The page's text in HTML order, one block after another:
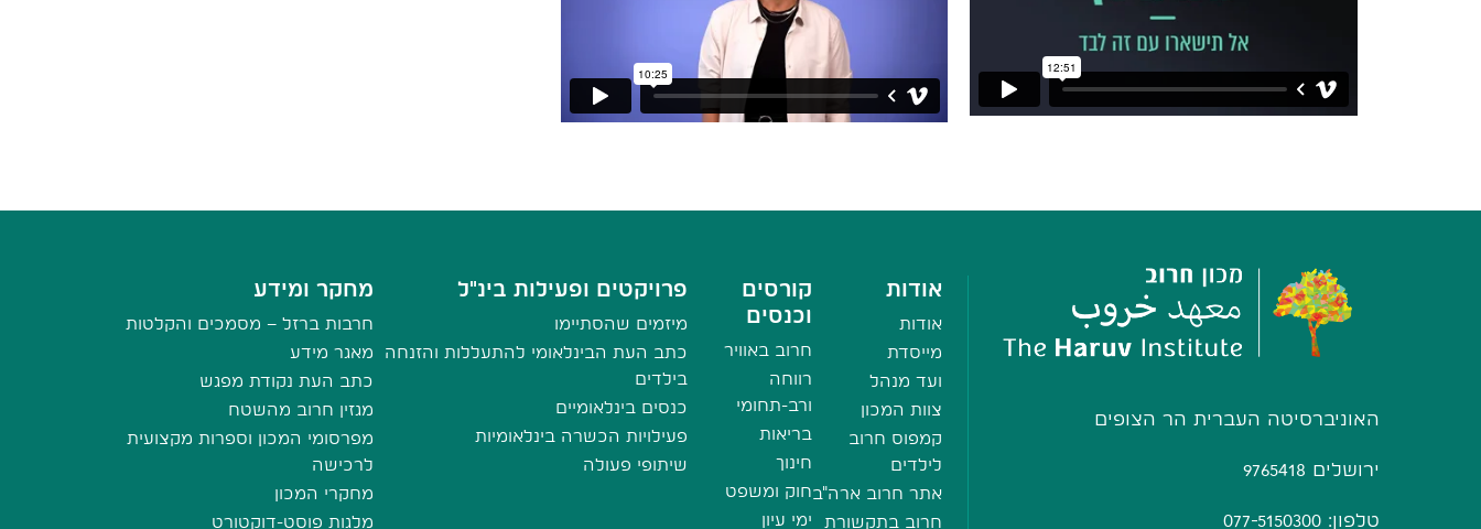
האוניברסיטה העברית הר הצופים
ירושלים 9765418
טלפון: 077-5150300
אודות
אודות
מייסדת
ועד מנהל
צוות המכון
קמפוס חרוב
לילדים
אתר חרוב ארה"ב
חרוב בתקשורת
קורסים
וכנסים
חרוב באוויר
רווחה
ורב-תחומי
בריאות
חינוך
חוק ומשפט
ימי עיון
פרויקטים ופעילות בינ"ל
מיזמים שהסתיימו
כתב העת הבינלאומי להתעללות והזנחה
בילדים
כנסים בינלאומיים
פעילויות הכשרה בינלאומיות
שיתופי פעולה
מחקר ומידע
חרבות ברזל – מסמכים והקלטות
מאגר מידע
כתב העת נקודת מפגש
מגזין חרוב מהשטח
מפרסומי המכון וספרות מקצועית
לרכישה
מחקרי המכון
מלגות פוסט-דוקטורט